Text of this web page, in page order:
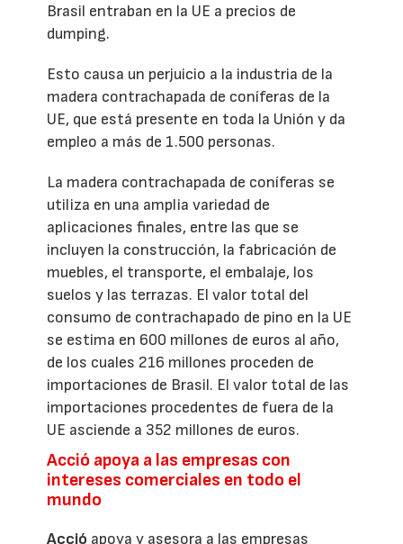
Brasil entraban en la UE a precios de
dumping.
Esto causa un perjuicio a la industria de la
madera contrachapada de coníferas de la
UE, que está presente en toda la Unión y da
empleo a más de 1.500 personas.
La madera contrachapada de coníferas se
utiliza en una amplia variedad de
aplicaciones finales, entre las que se
incluyen la construcción, la fabricación de
muebles, el transporte, el embalaje, los
suelos y las terrazas. El valor total del
consumo de contrachapado de pino en la UE
se estima en 600 millones de euros al año,
de los cuales 216 millones proceden de
importaciones de Brasil. El valor total de las
importaciones procedentes de fuera de la
UE asciende a 352 millones de euros.
Acció apoya a las empresas con
intereses comerciales en todo el
mundo
Acció apoya y asesora a las empresas